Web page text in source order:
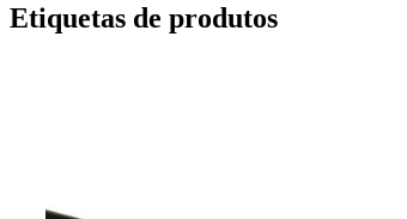
Etiquetas de produtos